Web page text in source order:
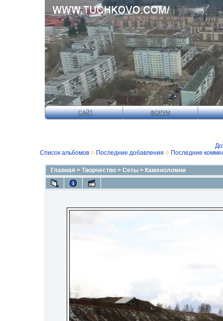
САЙТ ФОРУМ
Список альбомов
Последние добавления Последние
Главная > Творчество > Сеты > Каменоломни